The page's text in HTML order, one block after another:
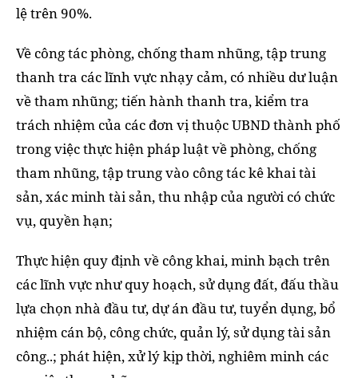
lệ trên 90%.
Về công tác phòng, chống tham nhũng, tập trung
thanh tra các lĩnh vực nhạy cảm, có nhiều dư luận
về tham nhũng; tiến hành thanh tra, kiểm tra
trách nhiệm của các đơn vị thuộc UBND thành phố
trong việc thực hiện pháp luật về phòng, chống
tham nhũng, tập trung vào công tác kê khai tài
sản, xác minh tài sản, thu nhập của người có chức
vụ, quyền hạn;
Thực hiện quy định về công khai, minh bạch trên
các lĩnh vực như quy hoạch, sử dụng đất, đấu thầu
lựa chọn nhà đầu tư, dự án đầu tư, tuyển dụng, bổ
nhiệm cán bộ, công chức, quản lý, sử dụng tài sản
công..; phát hiện, xử lý kịp thời, nghiêm minh các